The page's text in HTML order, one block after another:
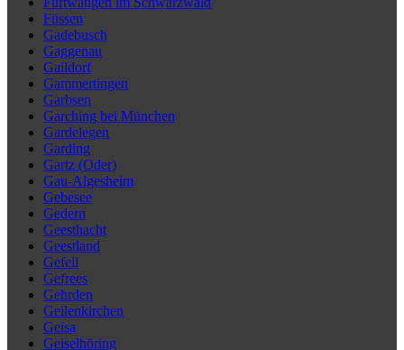
Füssen
Gadebusch
Gaggenau
Gaildorf
Gammertingen
Garbsen
Garching bei München
Gardelegen
Garding
Gartz (Oder)
Gau-Algesheim
Gebesee
Gedern
Geesthacht
Geestland
Gefell
Gefrees
Gehrden
Geilenkirchen
Geisa
Geiselhöring